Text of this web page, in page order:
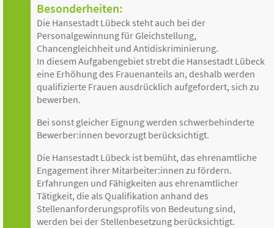
Besonderheiten:
Die Hansestadt Lübeck steht auch bei der
Personalgewinnung für Gleichstellung,
Chancengleichheit und Antidiskriminierung.
In diesem Aufgabengebiet strebt die Hansestadt Lübeck
eine Erhöhung des Frauenanteils an, deshalb werden
qualifizierte Frauen ausdrücklich aufgefordert, sich zu
bewerben.
Bei sonst gleicher Eignung werden schwerbehinderte
Bewerber:innen bevorzugt berücksichtigt.
Die Hansestadt Lübeck ist bemüht, das ehrenamtliche
Engagement ihrer Mitarbeiter:innen zu fördern.
Erfahrungen und Fähigkeiten aus ehrenamtlicher
Tätigkeit, die als Qualifikation anhand des
Stellenanforderungsprofils von Bedeutung sind,
werden bei der Stellen­besetzung berücksichtigt.